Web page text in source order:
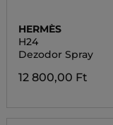
HERMÈS
H24
Dezodor Spray
12 800,00 Ft